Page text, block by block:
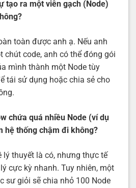
tạo ra một viên gạch (Node)
toàn được anh ạ. Nếu anh
chút code, anh có thể đóng gói
mình thành một Node tùy
tái sử dụng hoặc chia sẻ cho
chứa quá nhiều Node (ví dụ
hệ thống chậm đi không?
lý thuyết là có, nhưng thực tế
cực kỳ nhanh. Tuy nhiên, một
sư giỏi sẽ chia nhỏ 100 Node